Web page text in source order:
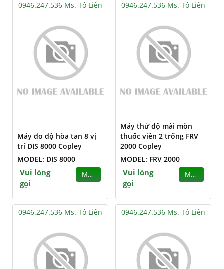
0946.247.536 Ms. Tô Liên
Máy đo độ hòa tan 8 vị
trí DIS 8000 Copley
MODEL: DIS 8000
Vui lòng
gọi
MUA
0946.247.536 Ms. Tô Liên
Máy thử độ mài mòn
thuốc viên 2 trống FRV
2000 Copley
MODEL: FRV 2000
Vui lòng
gọi
MUA
0946.247.536 Ms. Tô Liên 0946.247.536 Ms. Tô Liên